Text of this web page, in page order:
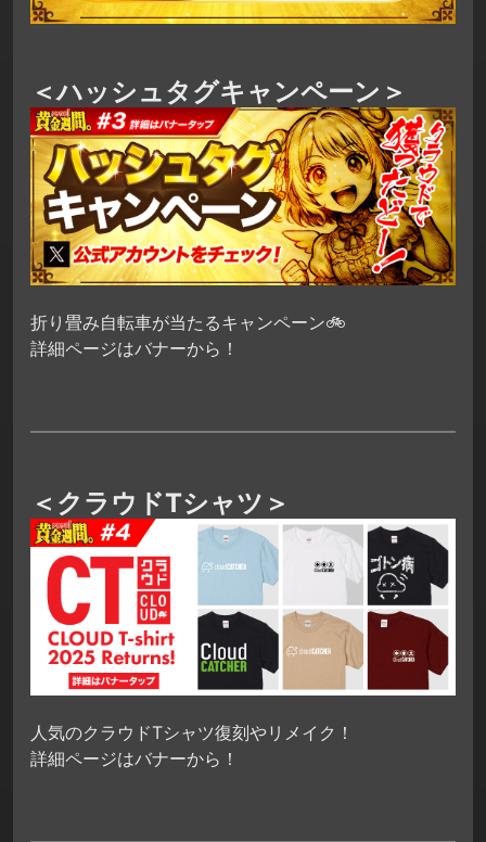
＜ハッシュタグキャンペーン＞
折り畳み自転車が当たるキャンペーン🚲
詳細ページはバナーから！
＜クラウドTシャツ＞
人気のクラウドTシャツ復刻やリメイク！
詳細ページはバナーから！